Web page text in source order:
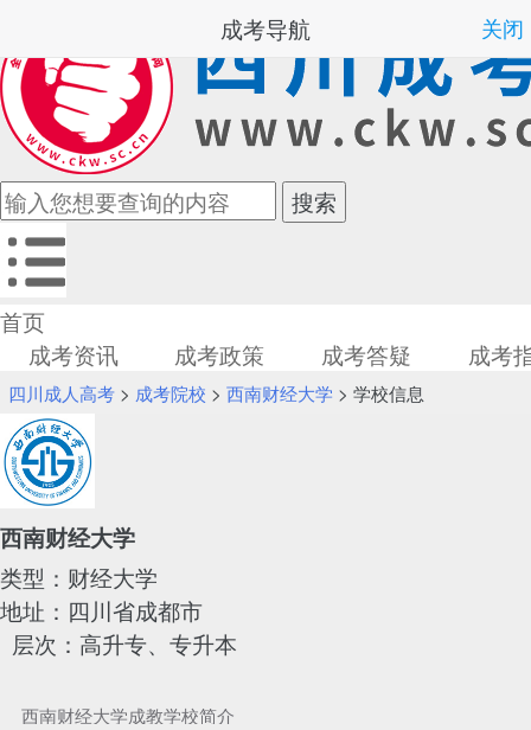
首页
成考资讯
成考政策 成考答疑 成考
四川成人高考> 成考院校 > 西南财经大学 > 学校信息
西南财经大学
类型：财经大学
地址：四川省成都市
层次：高升专、专升本
西南财经大学成教学校简介
成考导航 关闭